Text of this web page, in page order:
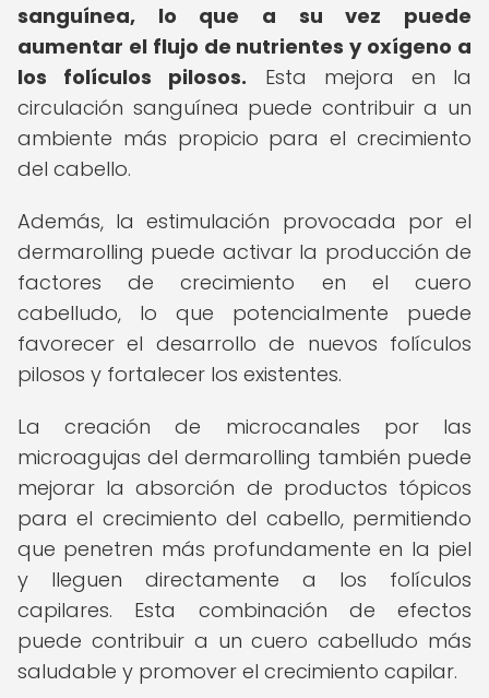
sanguínea, lo que a su vez puede
aumentar el flujo de nutrientes y oxígeno a
los folículos pilosos. Esta mejora en la
circulación sanguínea puede contribuir a un
ambiente más propicio para el crecimiento
del cabello.
Además, la estimulación provocada por el
dermarolling puede activar la producción de
factores de crecimiento en el cuero
cabelludo, lo que potencialmente puede
favorecer el desarrollo de nuevos folículos
pilosos y fortalecer los existentes.
La creación de microcanales por las
microagujas del dermarolling también puede
mejorar la absorción de productos tópicos
para el crecimiento del cabello, permitiendo
que penetren más profundamente en la piel
y lleguen directamente a los folículos
capilares. Esta combinación de efectos
puede contribuir a un cuero cabelludo más
saludable y promover el crecimiento capilar.